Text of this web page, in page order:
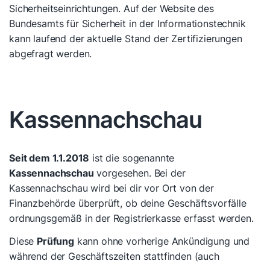
Sicherheitseinrichtungen. Auf der Website des
Bundesamts für Sicherheit in der Informationstechnik
kann laufend der aktuelle Stand der Zertifizierungen
abgefragt werden.
Kassennachschau
Seit dem 1.1.2018 ist die sogenannte
Kassennachschau vorgesehen. Bei der
Kassennachschau wird bei dir vor Ort von der
Finanzbehörde überprüft, ob deine Geschäftsvorfälle
ordnungsgemäß in der Registrierkasse erfasst werden.
Diese Prüfungkann ohne vorherige Ankündigung und
während der Geschäftszeiten stattfinden (auch